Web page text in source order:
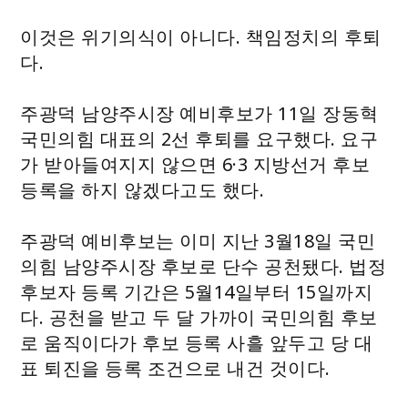
이것은 위기의식이 아니다. 책임정치의 후퇴
다.
주광덕 남양주시장 예비후보가 11일 장동혁
국민의힘 대표의 2선 후퇴를 요구했다. 요구
가 받아들여지지 않으면 6·3 지방선거 후보
등록을 하지 않겠다고도 했다.
주광덕 예비후보는 이미 지난 3월18일 국민
의힘 남양주시장 후보로 단수 공천됐다. 법정
후보자 등록 기간은 5월14일부터 15일까지
다. 공천을 받고 두 달 가까이 국민의힘 후보
로 움직이다가 후보 등록 사흘 앞두고 당 대
표 퇴진을 등록 조건으로 내건 것이다.